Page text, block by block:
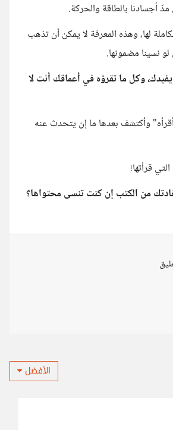
أجسادنا بالطاقة والحركة.
لها، وهذه المعرفة لا يمكن أن تذهب
نسينا مضمونها.
ﻭﻛﻞ ﻣﺎ ﺗﻘﺮﺅﻩ ﻓﻲ ﺃﻋﻤﺎﻗﻚ ﺃﻧﺖ ﻻ
وأكتشف بعدها ما إن يتحدث عنه
قرأتها!
من الكتب إن كنت تنسى محتواها؟
الأفضل